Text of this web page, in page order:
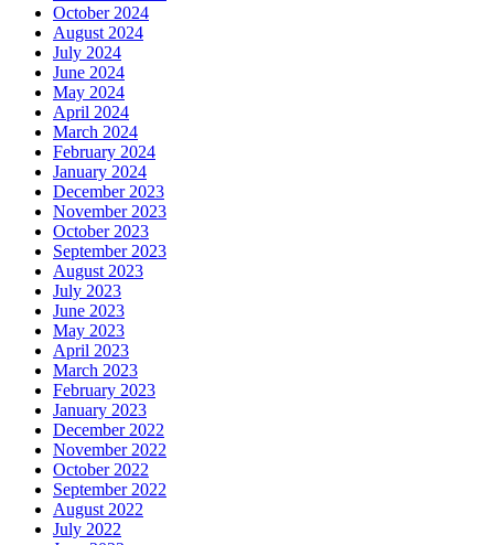
October 2024
August 2024
July 2024
June 2024
May 2024
April 2024
March 2024
February 2024
January 2024
December 2023
November 2023
October 2023
September 2023
August 2023
July 2023
June 2023
May 2023
April 2023
March 2023
February 2023
January 2023
December 2022
November 2022
October 2022
September 2022
August 2022
July 2022